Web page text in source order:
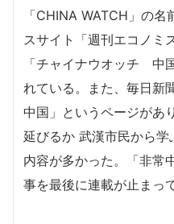
「CHINA WATCH」の
スサイト「週刊エコノミ
「チャイナウオッチ 中
れている。また、毎日新
中国」というページがあ
延びるか 武漢市民から
内容が多かった。「非常
事を最後に連載が止まっ